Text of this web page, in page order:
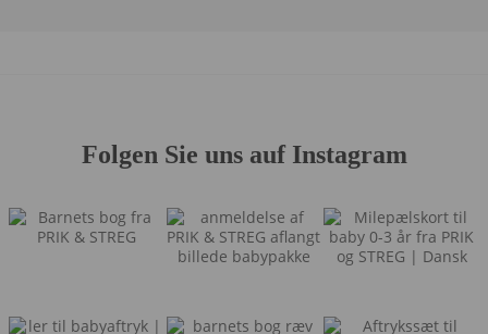
Folgen Sie uns auf Instagram